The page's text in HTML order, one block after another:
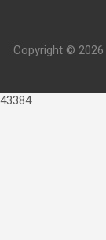
Copyright © 2026
43384